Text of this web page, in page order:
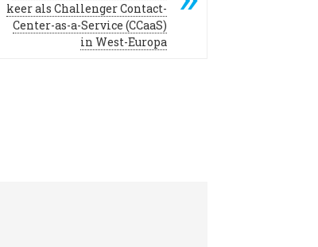
keer als Challenger Contact-
Center-as-a-Service (CCaaS)
in West-Europa